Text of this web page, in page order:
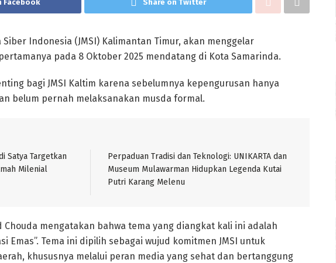
Facebook Share on Twitter
Siber Indonesia (JMSI) Kalimantan Timur, akan menggelar
pada 8 Oktober 2025 mendatang di Kota Samarinda.
bagi JMSI Kaltim karena sebelumnya kepengurusan hanya
belum pernah melaksanakan musda formal.
Satya Targetkan
Milenial
Perpaduan Tradisi dan Teknologi: UNIKARTA dan
Museum Mulawarman Hidupkan Legenda Kutai
Putri Karang Melenu
Chouda mengatakan bahwa tema yang diangkat kali ini adalah
Emas”. Tema ini dipilih sebagai wujud komitmen JMSI untuk
khususnya melalui peran media yang sehat dan bertanggung